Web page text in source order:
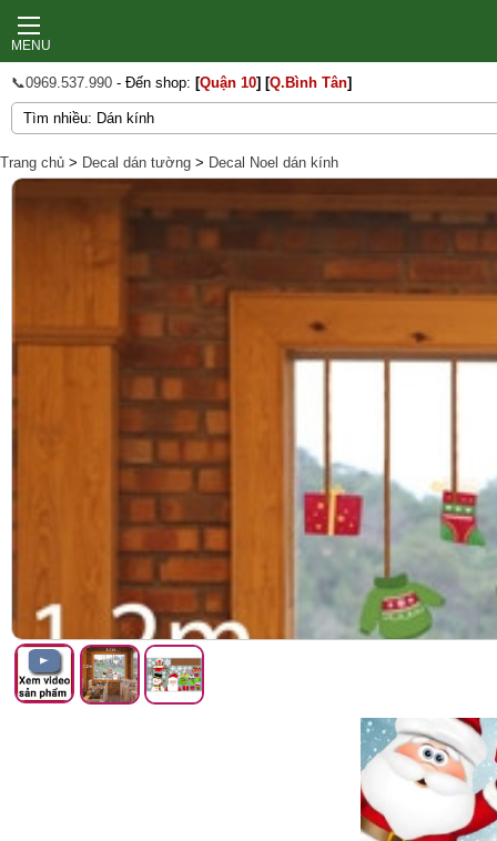
MENU
📞0969.537.990 - Đến shop: [Quận 10] [Q.Bình Tân]
Trang chủ > Decal dán tường > Decal Noel dán kính